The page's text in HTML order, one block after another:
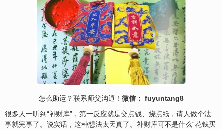
怎么助运 ？联系师父沟通！ 微信： fuyuntang8
很多人一听到“补财库”，第一反应就是交点钱、烧点纸，请人做个法
事就完事了。说实话，这种想法太天真了。补财库可不是什么“花钱买